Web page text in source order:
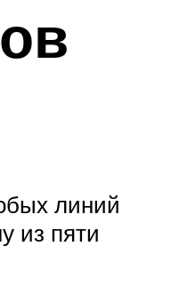
линий
из пяти